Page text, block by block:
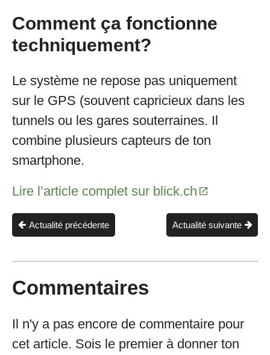
Comment ça fonctionne
techniquement?
Le système ne repose pas uniquement
sur le GPS (souvent capricieux dans les
tunnels ou les gares souterraines. Il
combine plusieurs capteurs de ton
smartphone.
Lire l’article complet sur blick.ch
Actualité suivante
Actualité précédente
Commentaires
Il n'y a pas encore de commentaire pour
cet article. Sois le premier à donner ton